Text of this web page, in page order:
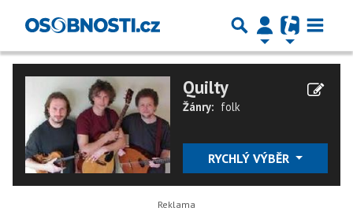
Quilty
Žánry: folk
RYCHLÝ VÝBĚR